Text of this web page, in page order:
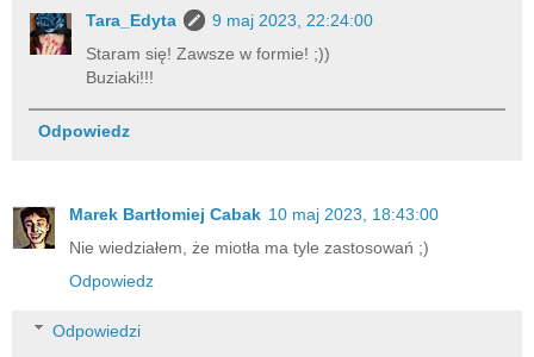
Tara_Edyta
9 maj 2023, 22:24:00
Staram się! Zawsze w formie! ;))
Buziaki!!!
Odpowiedz
Marek Bartłomiej Cabak 10 maj 2023, 18:43:00
Nie wiedziałem, że miotła ma tyle zastosowań ;)
Odpowiedz
Odpowiedzi